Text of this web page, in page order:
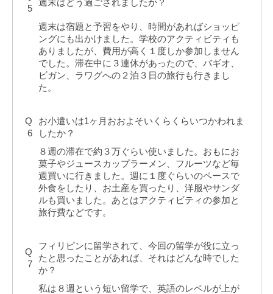
5
週末は宿題と予習をやり、時間があればショッピ
ングにも出かけました。学校のアクティビティも
ありましたが、費用が高く１度しか参加しません
でした。滞在中に３連休があったので、バギオ、
ビガン、ラワグへの２泊３日の旅行も行きまし
た。
Q
6
お小遣いは1ヶ月おおよそいくらくらいつかわれま
したか？
８週の滞在で約３万ぐらい使いました。おもにお
菓子やジュースカップラーメン、フルーツなど毎
週買いに行きました。週に１度ぐらいのペースで
外食をしたり、お土産を買ったり、洋服やサンダ
ルも買いました。あとはアクティビティの参加と
旅行費などです。
Q
7
フィリピンに留学されて、今回の留学が役に立っ
たと思ったことがあれば、それはどんな時でした
か？
私は８週という短い留学で、英語のレベルが上が